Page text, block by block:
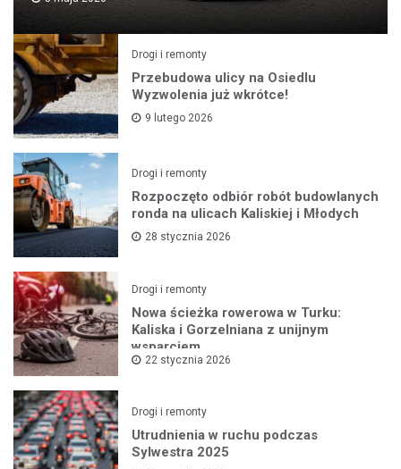
Drogi i remonty
Przebudowa ulicy na Osiedlu
Wyzwolenia już wkrótce!
9 lutego 2026
Drogi i remonty
Rozpoczęto odbiór robót budowlanych
ronda na ulicach Kaliskiej i Młodych
28 stycznia 2026
Drogi i remonty
Nowa ścieżka rowerowa w Turku:
Kaliska i Gorzelniana z unijnym
wsparciem
22 stycznia 2026
Drogi i remonty
Utrudnienia w ruchu podczas
Sylwestra 2025